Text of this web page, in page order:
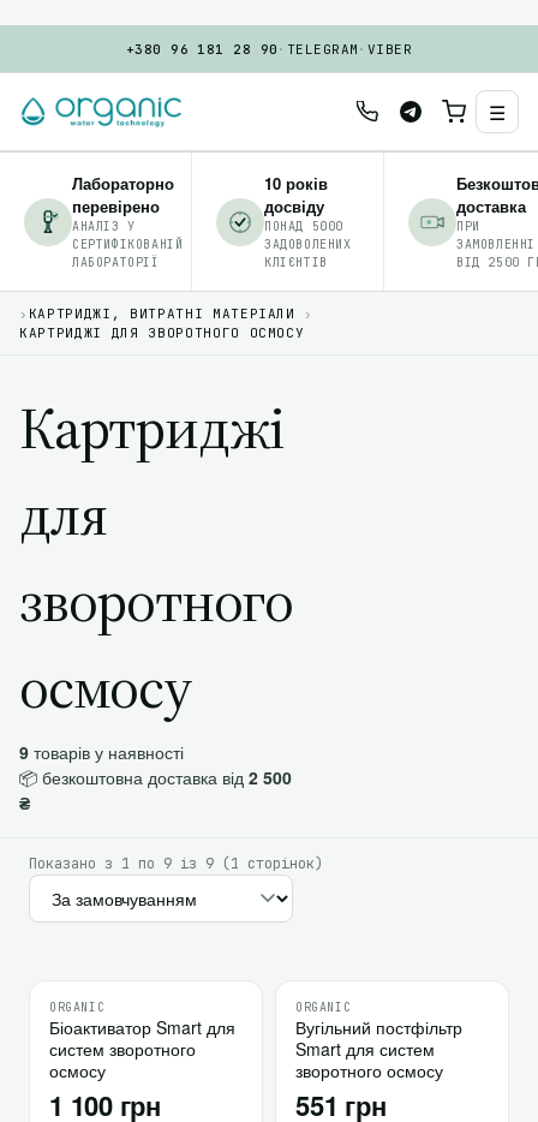
+380 96 181 28 90 · TELEGRAM · VIBER
☰
Лабораторно
перевірено
АНАЛІЗ У
СЕРТИФІКОВАНІЙ
ЛАБОРАТОРІЇ
10 років
досвіду
ПОНАД 5000
ЗАДОВОЛЕНИХ
КЛІЄНТІВ
доставка
ПРИ
ЗАМОВЛЕННІ
ВІД 2500
› КАРТРИДЖІ, ВИТРАТНІ МАТЕРІАЛИ
›
КАРТРИДЖІ ДЛЯ ЗВОРОТНОГО ОСМОСУ
Картриджі
для
зворотного
осмосу
9 товарів у наявності
📦 безкоштовна доставка від 2 500
₴
Показано з 1 по 9 із 9 (1 сторінок)
10
ORGANIC
Біоактиватор Smart для
систем зворотного
осмосу
1 100 грн
ORGANIC
Вугільний постфільтр
Smart для систем
зворотного осмосу
551 грн